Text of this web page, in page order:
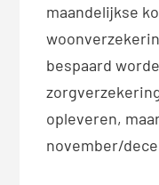
maandelijkse
bespaard
opleveren,
november/